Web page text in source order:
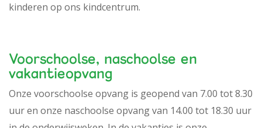
kinderen op ons kindcentrum.
Voorschoolse, naschoolse en
vakantieopvang
Onze voorschoolse opvang is geopend van 7.00 tot 8.30
uur en onze naschoolse opvang van 14.00 tot 18.30 uur